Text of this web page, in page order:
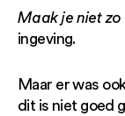
Maak je niet
ingeving.
Maar er was
dit is niet goed